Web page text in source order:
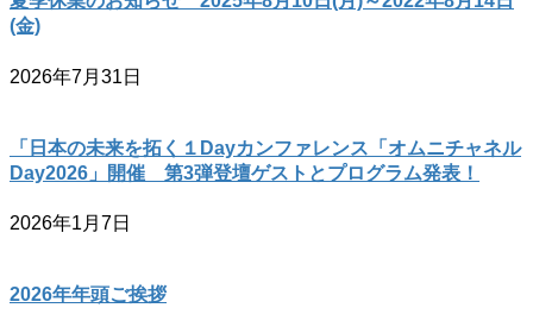
(金)
2026年7月31日
「日本の未来を拓く１Dayカンファレンス「オムニチャネル
Day2026」開催 第3弾登壇ゲストとプログラム発表！
2026年1月7日
2026年年頭ご挨拶